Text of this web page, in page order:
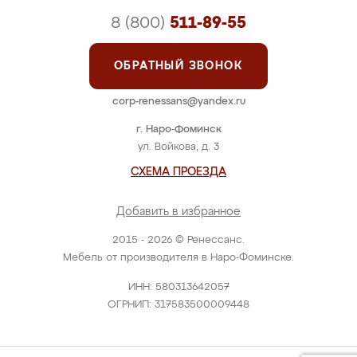
2015 - 2026 © Ренессанс.
Мебель от производителя в Наро-Фоминске.
ИНН: 580313642057
ОГРНИП: 317583500009448
г. Наро-Фоминск
ул. Войкова, д. 3
СХЕМА ПРОЕЗДА
Добавить в избранное
8 (800) 511-89-55
ОБРАТНЫЙ ЗВОНОК
corp-renessans@yandex.ru